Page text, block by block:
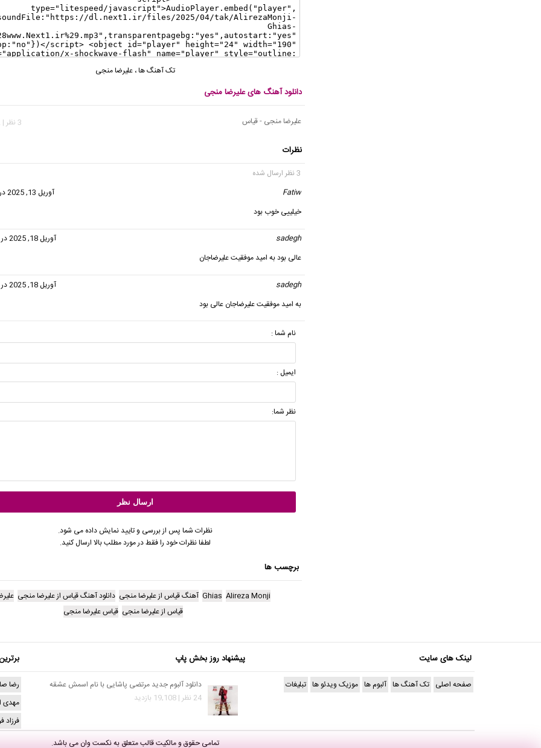
تک آهنگ ها، علیرضا منجی
دانلود آهنگ های علیرضا منجی
علیرضا منجی - قیاس 3 نظر | 812 بازدید
نظرات
3 نظر ارسال شده
Fatiw
آوریل 13, 2025 در 8:42 ق.ظ
خیلییی خوب بود
sadegh
آوریل 18, 2025 در 7:21 ب.ظ
عالی بود به امید موفقیت علیرضاجان
sadegh
آوریل 18, 2025 در 7:22 ب.ظ
به امید موفقیت علیرضاجان عالی بود
نام شما :
ایمیل :
نظر شما:
نظرات شما پس از بررسی و تایید نمایش داده می شود.
لطفا نظرات خود را فقط در مورد مطلب بالا ارسال کنید.
برچسب ها
Alireza Monji
Ghias آهنگ قیاس از علیرضا منجی دانلود آهنگ قیاس از علیرضا منجی
قیاس از علیرضا منجی قیاس علیرضا منجی
لینک های سایت
صفحه اصلی تک آهنگ ها آلبوم ها موزیک ویدئو ها تبلیغات
پیشنهاد روز بخش پاپ
دانلود آلبوم جدید مرتضی پاشایی با نام اسمش عشقه
24 نظر | 19,108 بازدید
رضا
مهدی
فرزاد
تمامی حقوق و مالکیت قالب متعلق بهنکست وانمی باشد.